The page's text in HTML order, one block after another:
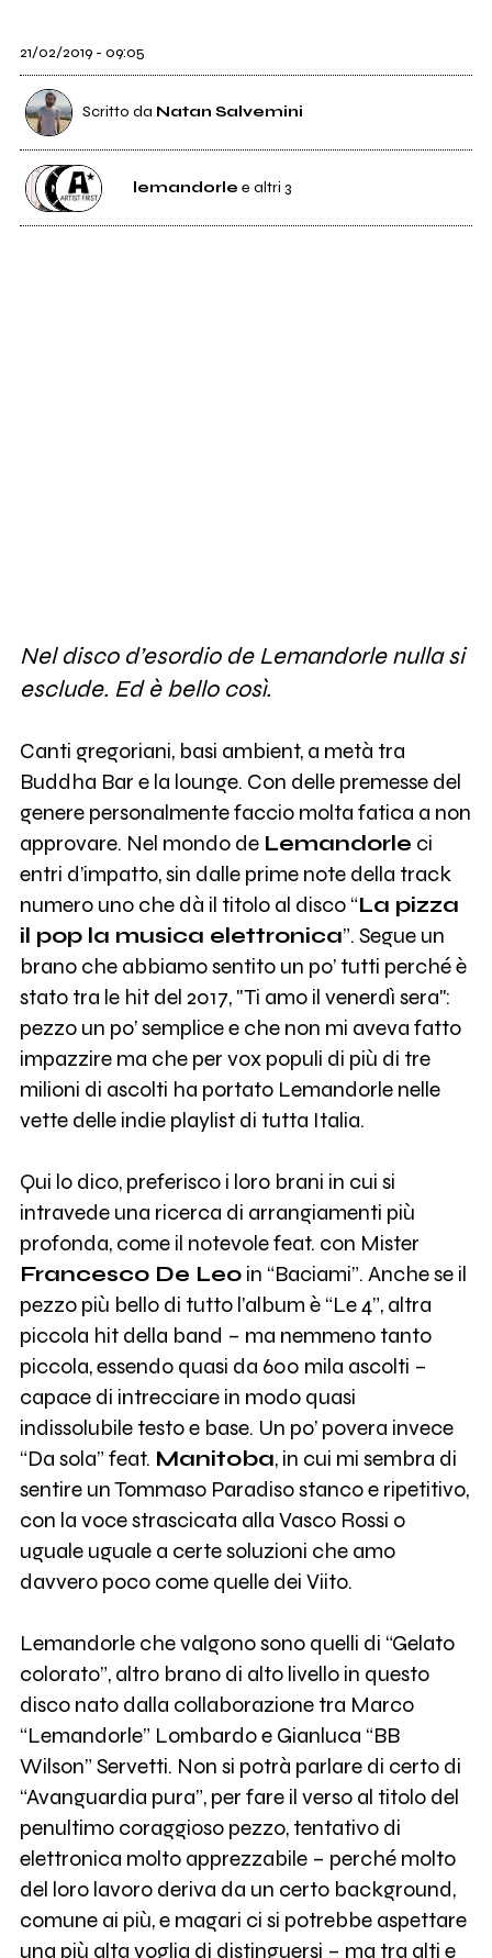
21/02/2019 - 09:05
Scritto da Natan Salvemini
lemandorle e altri 3
Nel disco d’esordio de Lemandorle nulla si
esclude. Ed è bello così.
Canti gregoriani, basi ambient, a metà tra
Buddha Bar e la lounge. Con delle premesse del
genere personalmente faccio molta fatica a non
approvare. Nel mondo de Lemandorle ci
entri d’impatto, sin dalle prime note della track
numero uno che dà il titolo al disco “La pizza
il pop la musica elettronica”. Segue un
brano che abbiamo sentito un po’ tutti perché è
stato tra le hit del 2017, "Ti amo il venerdì sera":
pezzo un po’ semplice e che non mi aveva fatto
impazzire ma che per vox populi di più di tre
milioni di ascolti ha portato Lemandorle nelle
vette delle indie playlist di tutta Italia.
Qui lo dico, preferisco i loro brani in cui si
intravede una ricerca di arrangiamenti più
profonda, come il notevole feat. con Mister
Francesco De Leoin “Baciami”. Anche se il
pezzo più bello di tutto l’album è “Le 4”, altra
piccola hit della band – ma nemmeno tanto
piccola, essendo quasi da 600 mila ascolti –
capace di intrecciare in modo quasi
indissolubile testo e base. Un po’ povera invece
“Da sola” feat. Manitoba, in cui mi sembra di
sentire un Tommaso Paradiso stanco e ripetitivo,
con la voce strascicata alla Vasco Rossi o
uguale uguale a certe soluzioni che amo
davvero poco come quelle dei Viito.
Lemandorle che valgono sono quelli di “Gelato
colorato”, altro brano di alto livello in questo
disco nato dalla collaborazione tra Marco
“Lemandorle” Lombardo e Gianluca “BB
Wilson” Servetti. Non si potrà parlare di certo di
“Avanguardia pura”, per fare il verso al titolo del
penultimo coraggioso pezzo, tentativo di
elettronica molto apprezzabile – perché molto
del loro lavoro deriva da un certo background,
comune ai più, e magari ci si potrebbe aspettare
una più alta voglia di distinguersi – ma tra alti e